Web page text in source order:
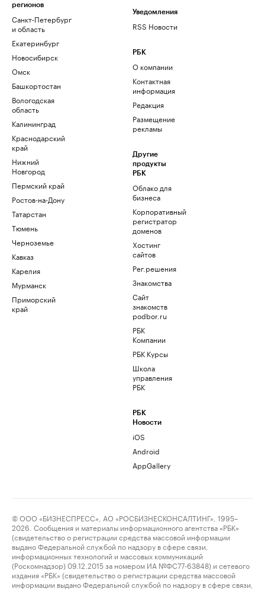
регионов
Санкт-Петербург
и область
Екатеринбург
Новосибирск
Омск
Башкортостан
Вологодская
область
Калининград
Краснодарский
край
Нижний
Новгород
Пермский край
Ростов-на-Дону
Татарстан
Тюмень
Черноземье
Кавказ
Карелия
Мурманск
Приморский
край
Уведомления
RSS Новости
РБК
О компании
Контактная
информация
Редакция
Размещение
рекламы
Другие
продукты
РБК
Облако для
бизнеса
Корпоративный
регистратор
доменов
Хостинг
сайтов
Рег.решения
Знакомства
Сайт
знакомств
podbor.ru
РБК
Компании
РБК Курсы
Школа
управления
РБК
РБК
Новости
iOS
Android
AppGallery
© ООО «БИЗНЕСПРЕСС», АО «РОСБИЗНЕСКОНСАЛТИНГ», 1995–
2026. Сообщения и материалы информационного агентства «РБК»
(свидетельство о регистрации средства массовой информации
выдано Федеральной службой по надзору в сфере связи,
информационных технологий и массовых коммуникаций
(Роскомнадзор) 09.12.2015 за номером ИА №ФС77-63848) и сетевого
издания «РБК» (свидетельство о регистрации средства массовой
информации выдано Федеральной службой по надзору в сфере связи,